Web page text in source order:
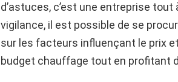
d’astuces, c’est une entreprise
vigilance, il est possible de se
sur les facteurs influençant le prix
budget chauffage tout en profitant